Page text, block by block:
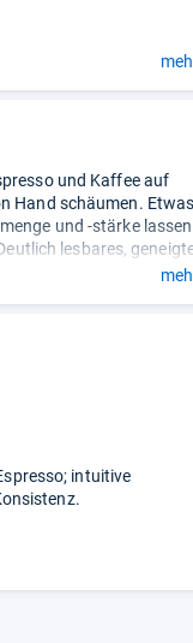
und Kaffee auf
Hand schäumen.
und -stärke lassen
lesbares,
ist wenig flexibel,
hat eine leichte
intuitive